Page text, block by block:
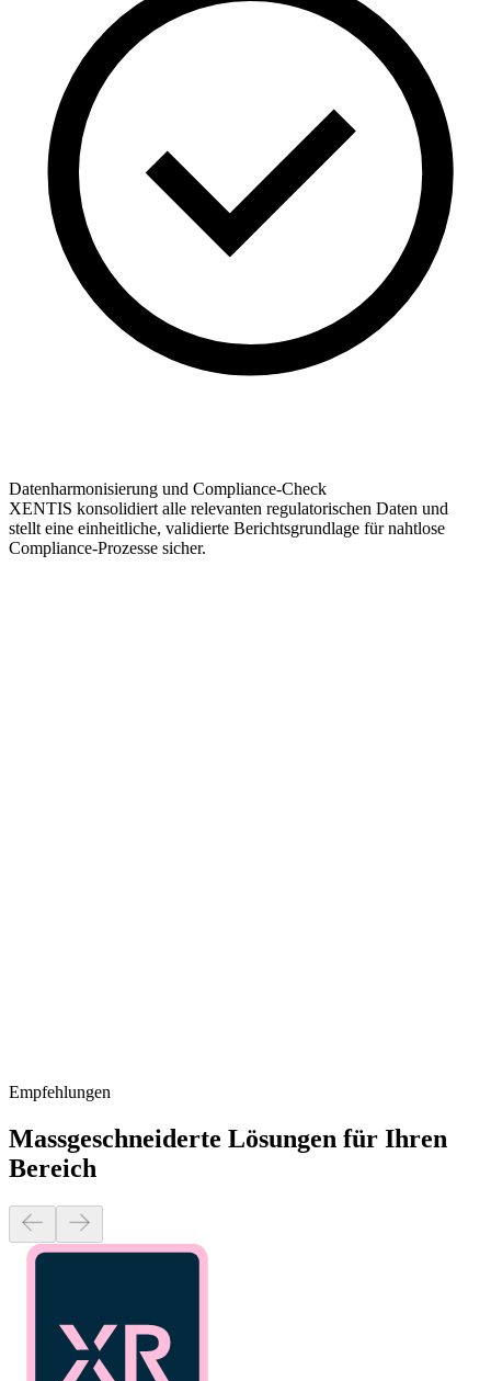
Datenharmonisierung und Compliance-Check
XENTIS konsolidiert alle relevanten regulatorischen Daten und
stellt eine einheitliche, validierte Berichtsgrundlage für nahtlose
Compliance-Prozesse sicher.
Empfehlungen
Massgeschneiderte Lösungen für Ihren
Bereich